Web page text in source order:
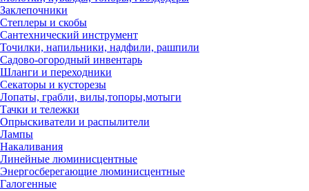
Заклепочники
Степлеры и скобы
Сантехнический инструмент
Точилки, напильники, надфили, рашпили
Садово-огородный инвентарь
Шланги и переходники
Секаторы и кусторезы
Лопаты, грабли, вилы,топоры,мотыги
Тачки и тележки
Опрыскиватели и распылители
Лампы
Накаливания
Линейные люминисцентные
Энергосберегающие люминисцентные
Галогенные